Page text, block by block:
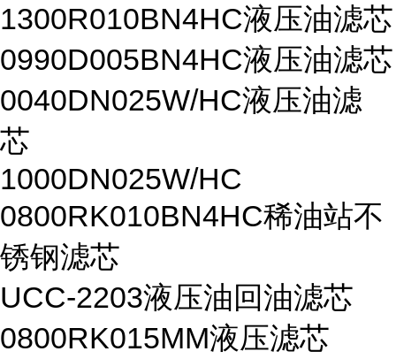
1300R010BN4HC液压油滤芯
0990D005BN4HC液压油滤芯
0040DN025W/HC液压油滤
芯
1000DN025W/HC
0800RK010BN4HC稀油站不
锈钢滤芯
UCC-2203液压油回油滤芯
0800RK015MM液压滤芯